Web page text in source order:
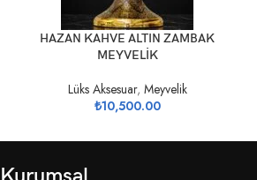
SEPETE EKLE
HAZAN KAHVE ALTIN ZAMBAK
MEYVELİK
Lüks Aksesuar, Meyvelik
₺10,500.00